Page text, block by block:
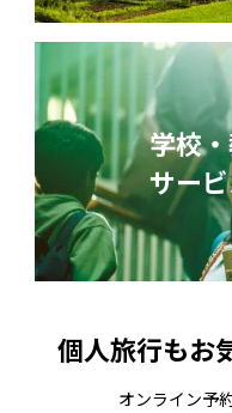
学校
サー
個人旅行もお
オンライン予